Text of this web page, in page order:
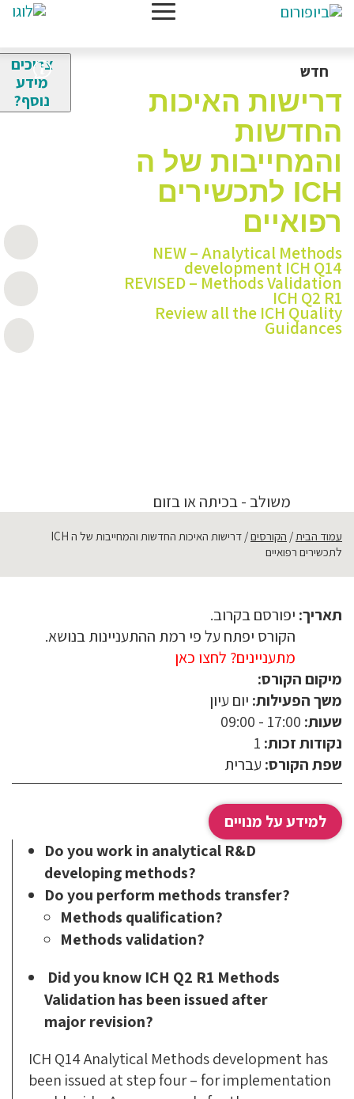
צריכים
מידע
נוסף?
חדש
דרישות האיכות
החדשות
והמחייבות של ה
ICH לתכשירים
רפואיים
NEW – Analytical Methods
development ICH Q14
REVISED – Methods Validation
ICH Q2 R1
Review all the ICH Quality
Guidances
משולב - בכיתה או בזום
עמוד הבית הקורסים
דרישות האיכות החדשות והמחייבות של ה ICH
לתכשירים רפואיים
תאריך: יפורסם בקרוב.
הקורס יפתח על פי רמת ההתעניינות בנושא.
מתעניינים? לחצו כאן
שם:
טלפון:
דוא"ל:
מיקום הקורס:
משך הפעילות: יום עיון
שעות: 17:00 - 09:00
נקודות זכות: 1
שפת הקורס: עברית
למידע על מנויים
Do you work in analytical R&D
developing methods?
Do you perform methods transfer?
Methods qualification?
Methods validation?
Did you know ICH Q2 R1 Methods
Validation has been issued after
major revision?
ICH Q14 Analytical Methods development has
been issued at step four – for implementation